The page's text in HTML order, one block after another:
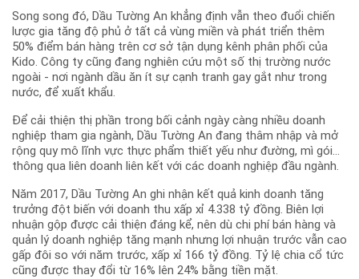
Song song đó, Dầu Tường An khẳng định vẫn theo đuổi chiến
lược gia tăng độ phủ ở tất cả vùng miền và phát triển thêm
50% điểm bán hàng trên cơ sở tận dụng kênh phân phối của
Kido. Công ty cũng đang nghiên cứu một số thị trường nước
ngoài - nơi ngành dầu ăn ít sự cạnh tranh gay gắt như trong
nước, để xuất khẩu.
Để cải thiện thị phần trong bối cảnh ngày càng nhiều doanh
nghiệp tham gia ngành, Dầu Tường An đang thâm nhập và mở
rộng quy mô lĩnh vực thực phẩm thiết yếu như đường, mì gói…
thông qua liên doanh liên kết với các doanh nghiệp đầu ngành.
Năm 2017, Dầu Tường An ghi nhận kết quả kinh doanh tăng
trưởng đột biến với doanh thu xấp xỉ 4.338 tỷ đồng. Biên lợi
nhuận gộp được cải thiện đáng kể, nên dù chi phí bán hàng và
quản lý doanh nghiệp tăng mạnh nhưng lợi nhuận trước vẫn cao
gấp đôi so với năm trước, xấp xỉ 166 tỷ đồng. Tỷ lệ chia cổ tức
cũng được thay đổi từ 16% lên 24% bằng tiền mặt.